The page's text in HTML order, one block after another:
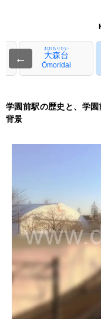
← 大森台
おおもりだい
Ōmoridai
学園前駅の歴史と、学
背景